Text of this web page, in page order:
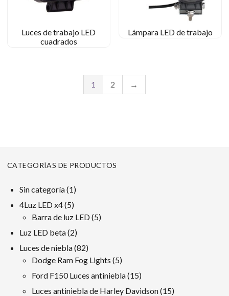
Luces de trabajo LED
cuadrados
Lámpara LED de trabajo
1 2 →
CATEGORÍAS DE PRODUCTOS
Sin categoría 11
producto
4Luz LED x4 55
productos
Barra de luz LED 55
Luz LED beta 22
productos
Luces de niebla 8282
productos
Dodge Ram Fog Lights 55
productos
Ford F150 Luces antiniebla 1515
productos
Luces antiniebla de Harley Davidson 1515